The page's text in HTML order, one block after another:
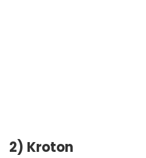
2) Kroton